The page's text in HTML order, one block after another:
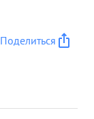
Поделиться